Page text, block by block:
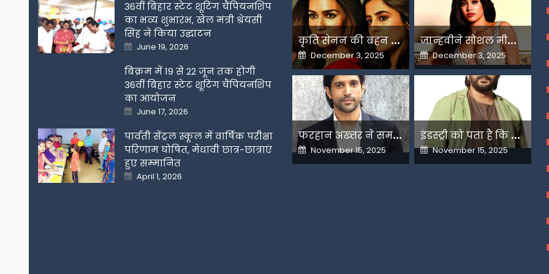
36वीं बिहार स्टेट शूटिंग चैंपियनशिप
का भव्य शुभारंभ, खेल मंत्री श्रेयसी
सिंह ने किया उद्घाटन
Posted
on
June 19, 2026
बिक्रम में 19 से 22 जून तक होगी
36वीं बिहार स्टेट शूटिंग चैंपियनशिप
का आयोजन
Posted
on
June 17, 2026
पार्वती सेंट्रल स्कूल में वार्षिक परीक्षा
परिणाम घोषित, मेधावी छात्र-छात्राएं
हुए सम्मानित
Posted
on
April 1, 2026
क
ृति सेनन की बहन नूपुर अगले महीने करेंगी डेस्टिनेशन मैरिज
Posted
on
December 3, 2025
ज
ान्हवीने सोशल मीडियापर उठाये सवाल
Posted
on
December 3, 2025
फ
रहान अख्तर ने समझाया देशभक्ति और अंधभक्ति का फर्क
Posted
on
November 15, 2025
इ
ंडस्ट्री को पता है कि मैं कहीं नहीं जाने वाला-अरशद वारसी
Posted
on
November 15, 2025